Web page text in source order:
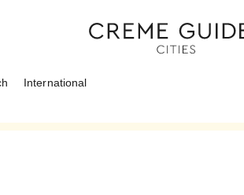
International